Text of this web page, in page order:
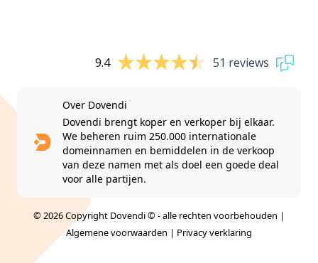
9.4 51 reviews
Over Dovendi
Dovendi brengt koper en verkoper bij elkaar.
We beheren ruim 250.000 internationale
domeinnamen en bemiddelen in de verkoop
van deze namen met als doel een goede deal
voor alle partijen.
© 2026 Copyright Dovendi © - alle rechten voorbehouden |
Algemene voorwaarden | Privacy verklaring